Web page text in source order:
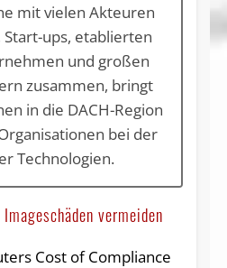
mit vie­len Ak­teu­ren
ups, eta­blier­ten
und gro­ßen
zu­sam­men, bringt
in die DACH-Re­gi­on
bei der
Tech­no­lo­gi­en.
vermeiden
Cost of Compliance